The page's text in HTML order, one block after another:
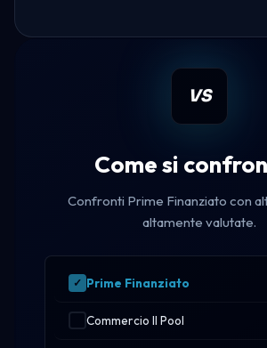
VS
Come si
Confronti Prime Finanziato con
altamente valutate.
Prime Finanziato
Commercio Il Pool